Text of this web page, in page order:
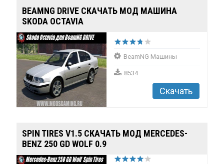
BEAMNG DRIVE СКАЧАТЬ МОД МАШИНА
SKODA OCTAVIA
BeamNG Машины
8534
Скачать
SPIN TIRES V1.5 СКАЧАТЬ МОД MERCEDES-
BENZ 250 GD WOLF 0.9